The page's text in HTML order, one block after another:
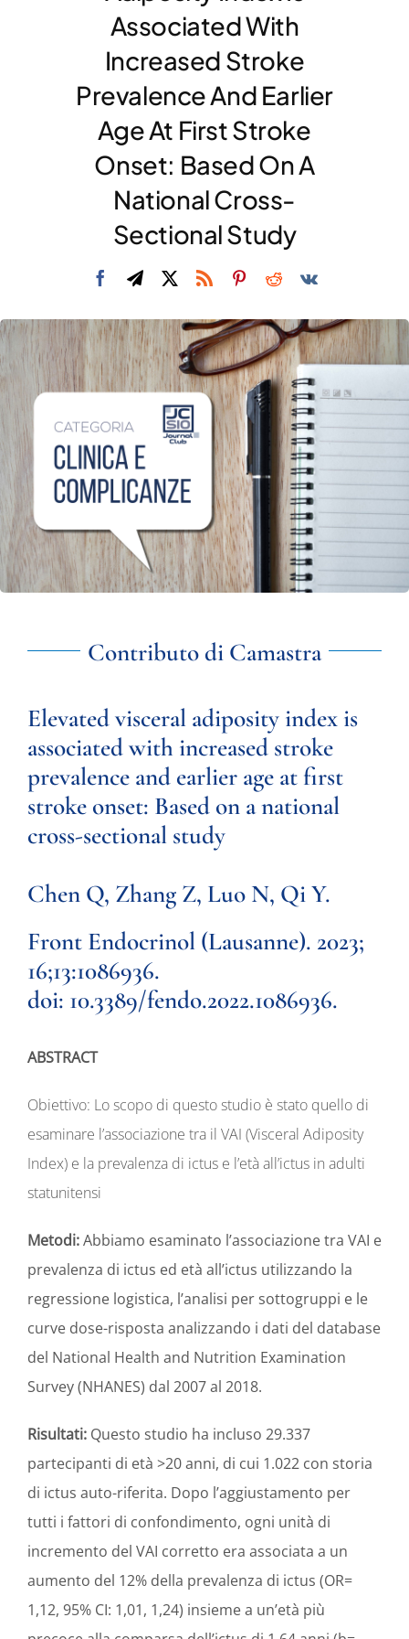
DIVULGAZIONE
RETE CENTRI
AREA SOCI
Associated With
Increased Stroke
Prevalence And Earlier
Age At First Stroke
Onset: Based On A
National Cross-
Sectional Study
Contributo di Camastra
Elevated visceral adiposity index is
associated with increased stroke
prevalence and earlier age at first
stroke onset: Based on a national
cross-sectional study
Chen Q, Zhang Z, Luo N, Qi Y.
Front Endocrinol (Lausanne). 2023;
16;13:1086936.
doi: 10.3389/fendo.2022.1086936.
ABSTRACT
Obiettivo: Lo scopo di questo studio è stato quello di
esaminare l’associazione tra il VAI (Visceral Adiposity
Index) e la prevalenza di ictus e l’età all’ictus in adulti
statunitensi
Metodi:Abbiamo esaminato l’associazione tra VAI e
prevalenza di ictus ed età all’ictus utilizzando la
regressione logistica, l’analisi per sottogruppi e le
curve dose-risposta analizzando i dati del database
del National Health and Nutrition Examination
Survey (NHANES) dal 2007 al 2018.
Risultati: Questo studio ha incluso 29.337
partecipanti di età >20 anni, di cui 1.022 con storia
di ictus auto-riferita. Dopo l’aggiustamento per
tutti i fattori di confondimento, ogni unità di
incremento del VAI corretto era associata a un
aumento del 12% della prevalenza di ictus (OR=
1,12, 95% CI: 1,01, 1,24) insieme a un’età più